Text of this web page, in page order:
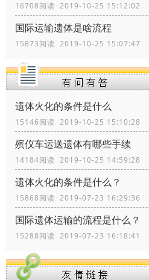
16708阅读 2019-10-25 15:12:02
国际运输遗体是啥流程
15873阅读 2019-10-25 15:07:47
遗体火化的条件是什么
15146阅读 2019-10-25 15:10:28
殡仪车运送遗体有哪些手续
14184阅读 2019-10-25 14:59:28
遗体火化的条件是什么？
15868阅读 2019-07-23 16:29:36
国际遗体运输的流程是什么？
15288阅读 2019-07-23 16:18:41